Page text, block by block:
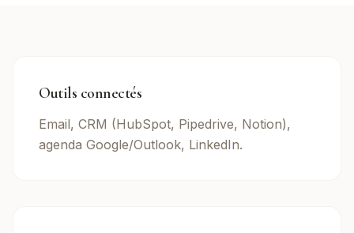
Outils connectés
Email, CRM (HubSpot, Pipedrive, Notion),
agenda Google/Outlook, LinkedIn.